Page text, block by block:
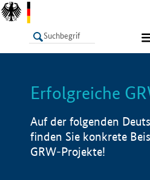
LISTE
Erfolgreiche
Auf der folgenden
finden Sie konkrete
GRW-Projekte!